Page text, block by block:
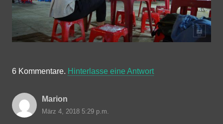
6 Kommentare. Hinterlasse eine Antwort
Marion
März 4, 2018 5:29 p.m.